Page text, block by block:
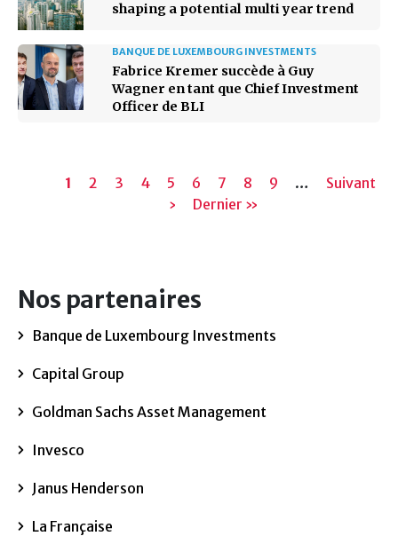
shaping a potential multi year trend
BANQUE DE LUXEMBOURG INVESTMENTS
Fabrice Kremer succède à Guy
Wagner en tant que Chief Investment
Officer de BLI
Pagination
Page
1 Page
2 Page
3 Page
4 Page
5 Page
6 Page
7 Page
8 Page
9 …
Page
Suivant
›
Dernière
Dernier »
Nos partenaires
Banque de Luxembourg Investments
Capital Group
Goldman Sachs Asset Management
Invesco
Janus Henderson
La Française